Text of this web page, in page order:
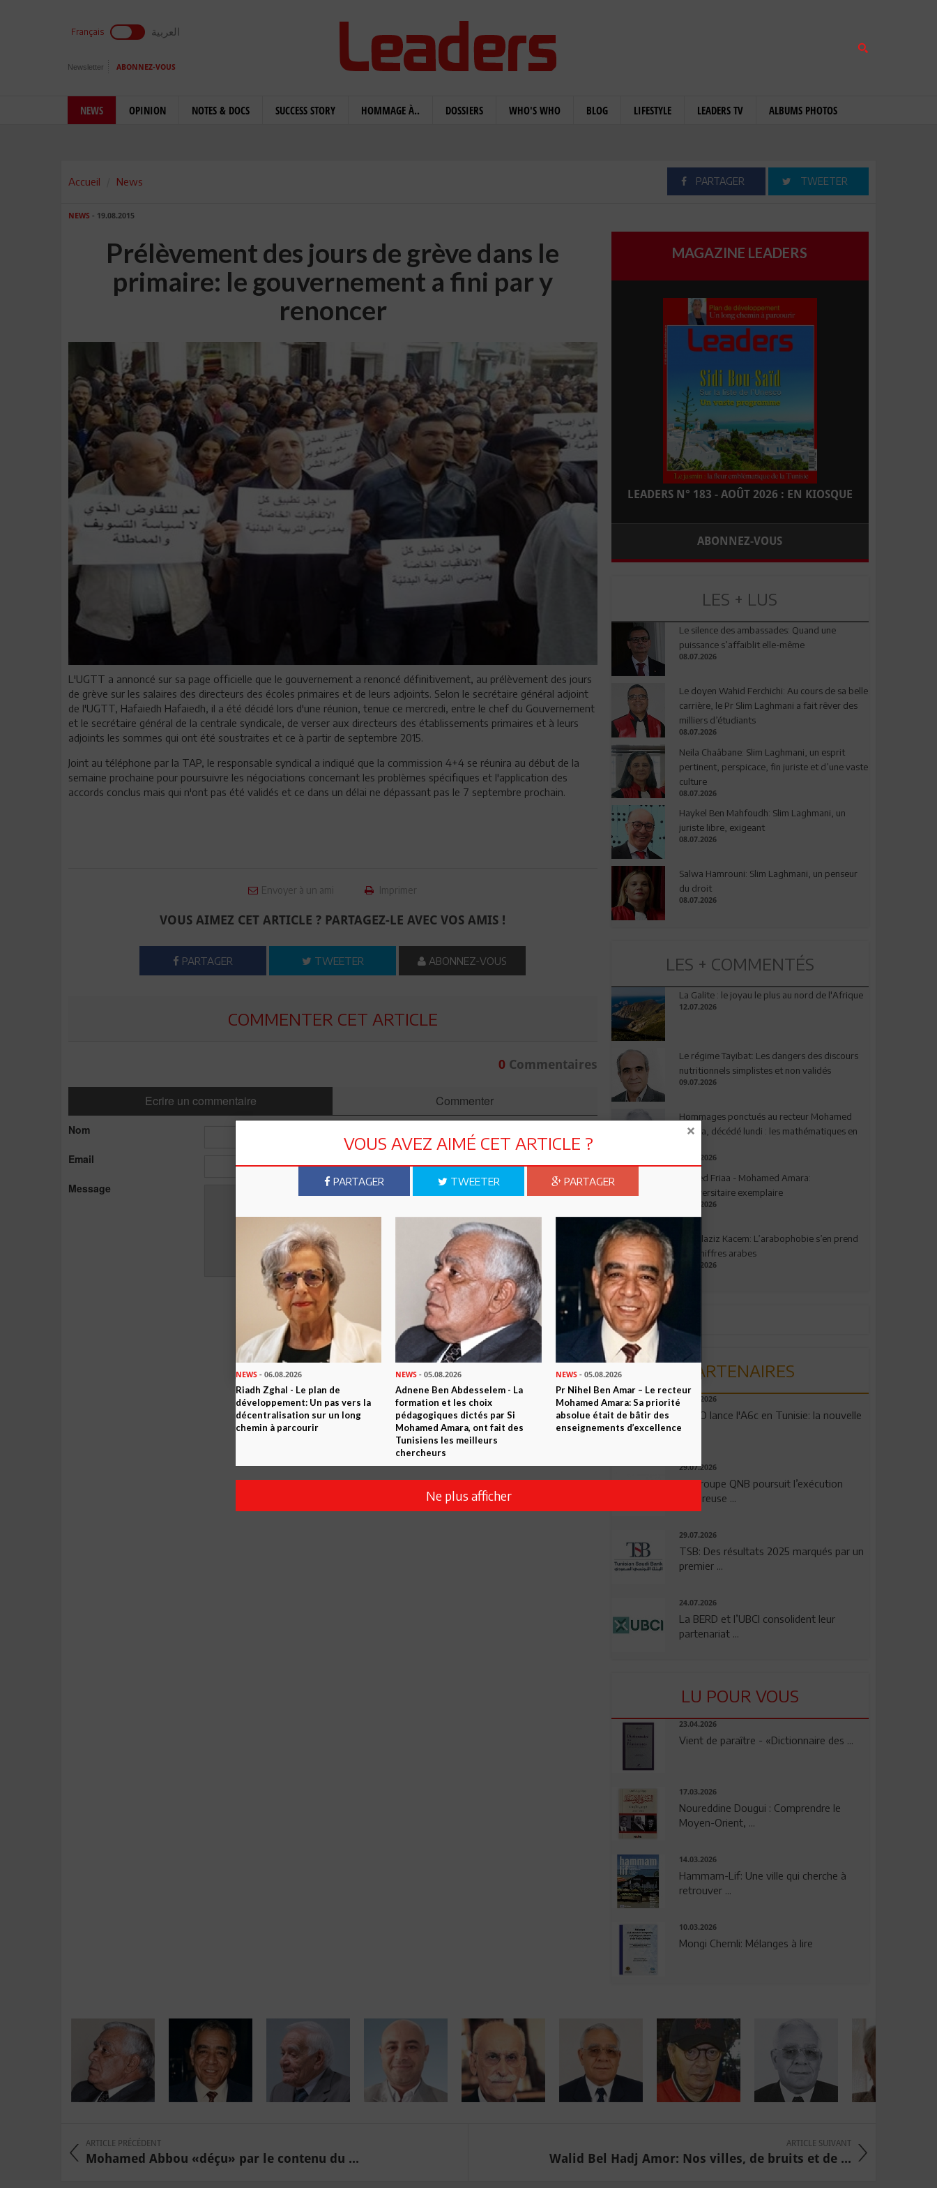
Français العربية
Newsletter ABONNEZ-VOUS
NEWS OPINION NOTES & DOCS SUCCESS STORY HOMMAGE À.. DOSSIERS WHO'S WHO BLOG LIFESTYLE LEADERS TV ALBUMS PHOTOS
Accueil News PARTAGER TWEETER
NEWS - 19.08.2015
Prélèvement des jours de grève dans le
primaire: le gouvernement a fini par y
renoncer
L'UGTT a annoncé sur sa page officielle que le gouvernement a renoncé définitivement, au prélèvement des jours
de grève sur les salaires des directeurs des écoles primaires et de leurs adjoints. Selon le secrétaire général adjoint
de l'UGTT, Hafaiedh Hafaiedh, il a été décidé lors d'une réunion, tenue ce mercredi, entre le chef du Gouvernement
et le secrétaire général de la centrale syndicale, de verser aux directeurs des établissements primaires et à leurs
adjoints les sommes qui ont été soustraites et ce à partir de septembre 2015.
Joint au téléphone par la TAP, le responsable syndical a indiqué que la commission 4+4 se réunira au début de la
semaine prochaine pour poursuivre les négociations concernant les problèmes spécifiques et l'application des
accords conclus mais qui n'ont pas été validés et ce dans un délai ne dépassant pas le 7 septembre prochain.
Envoyer à un ami Imprimer
VOUS AIMEZ CET ARTICLE ? PARTAGEZ-LE AVEC VOS AMIS !
PARTAGER TWEETER ABONNEZ-VOUS
COMMENTER CET ARTICLE
0Commentaires
Ecrire un commentaire Commenter
Nom
Email
Message
Envoyer
MAGAZINE LEADERS
LEADERS N° 183 - AOÛT 2026 : EN KIOSQUE
ABONNEZ-VOUS
LES + LUS
Le silence des ambassades: Quand une
puissance s’affaiblit elle-même
08.07.2026
Le doyen Wahid Ferchichi: Au cours de sa belle
carrière, le Pr Slim Laghmani a fait rêver des
milliers d’étudiants
08.07.2026
Neila Chaâbane: Slim Laghmani, un esprit
pertinent, perspicace, fin juriste et d’une vaste
culture
08.07.2026
Haykel Ben Mahfoudh: Slim Laghmani, un
juriste libre, exigeant
08.07.2026
Salwa Hamrouni: Slim Laghmani, un penseur
du droit
08.07.2026
LES + COMMENTÉS
La Galite : le joyau le plus au nord de l'Afrique
12.07.2026
Le régime Tayibat: Les dangers des discours
nutritionnels simplistes et non validés
09.07.2026
Hommages ponctués au recteur Mohamed
Amara, décédé lundi : les mathématiques en
03.08.2026
Ahmed Friaa - Mohamed Amara:
l’Universitaire exemplaire
04.08.2026
Abdelaziz Kacem: L’arabophobie s’en prend
aux chiffres arabes
09.07.2026
PARTENAIRES
04.08.2026
OPPO lance l'A6c en Tunisie: la nouvelle
...
29.07.2026
Le Groupe QNB poursuit l’exécution
rigoureuse ...
29.07.2026
TSB: Des résultats 2025 marqués par un
premier ...
24.07.2026
La BERD et l’UBCI consolident leur
partenariat ...
LU POUR VOUS
23.04.2026
Vient de paraître - «Dictionnaire des ...
17.03.2026
Noureddine Dougui : Comprendre le
Moyen-Orient, ...
14.03.2026
Hammam-Lif: Une ville qui cherche à
retrouver ...
10.03.2026
Mongi Chemli: Mélanges à lire
ARTICLE PRÉCÉDENT
Mohamed Abbou «déçu» par le contenu du ...
ARTICLE SUIVANT
Walid Bel Hadj Amor: Nos villes, de bruits et de ...
VOUS AVEZ AIMÉ CET ARTICLE ?
PARTAGER TWEETER PARTAGER
NEWS - 06.08.2026
Riadh Zghal - Le plan de
développement: Un pas vers la
décentralisation sur un long
chemin à parcourir
NEWS - 05.08.2026
Adnene Ben Abdesselem - La
formation et les choix
pédagogiques dictés par Si
Mohamed Amara, ont fait des
Tunisiens les meilleurs
chercheurs
NEWS- 05.08.2026
Pr Nihel Ben Amar – Le recteur
Mohamed Amara: Sa priorité
absolue était de bâtir des
enseignements d’excellence
Ne plus afficher